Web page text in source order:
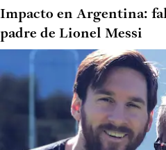
Impacto en Argentina:
padre de Lionel Messi